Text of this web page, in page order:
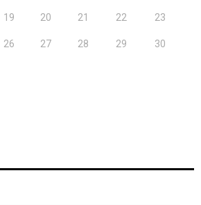
19 20 21 22 23
26 27 28 29 30